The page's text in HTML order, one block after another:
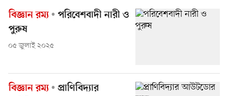
বিজ্ঞান রম্য
পরিবেশবাদী নারী ও
পুরুষ
০৫ জুলাই ২০২৫
বিজ্ঞান রম্য
প্রাণিবিদ্যার